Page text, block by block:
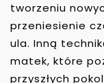
tworzeniu
przeniesienie
ula. Inną
matek, które
przyszłych